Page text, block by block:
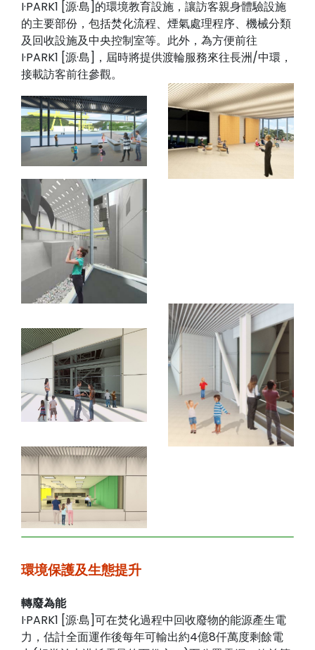
I·PARK1 [源·島]的環境教育設施，讓訪客親身體驗設施
的主要部份，包括焚化流程、煙氣處理程序、機械分類
及回收設施及中央控制室等。此外，為方便前往
I·PARK1 [源·島]，屆時將提供渡輪服務來往長洲/中環，
接載訪客前往參觀。
環境保護及生態提升
轉廢為能
I·PARK1 [源·島]可在焚化過程中回收廢物的能源產生電
力，估計全面運作後每年可輸出約4億8仟萬度剩餘電